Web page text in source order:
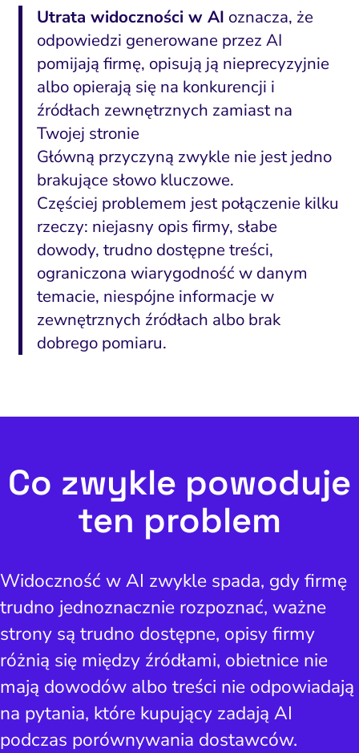
Utrata widoczności w AI oznacza, że
odpowiedzi generowane przez AI
pomijają firmę, opisują ją nieprecyzyjnie
albo opierają się na konkurencji i
źródłach zewnętrznych zamiast na
Twojej stronie
Główną przyczyną zwykle nie jest jedno
brakujące słowo kluczowe.
Częściej problemem jest połączenie kilku
rzeczy: niejasny opis firmy, słabe
dowody, trudno dostępne treści,
ograniczona wiarygodność w danym
temacie, niespójne informacje w
zewnętrznych źródłach albo brak
dobrego pomiaru.
Co zwykle powoduje
ten problem
Widoczność w AI zwykle spada, gdy firmę
trudno jednoznacznie rozpoznać, ważne
strony są trudno dostępne, opisy firmy
różnią się między źródłami, obietnice nie
mają dowodów albo treści nie odpowiadają
na pytania, które kupujący zadają AI
podczas porównywania dostawców.